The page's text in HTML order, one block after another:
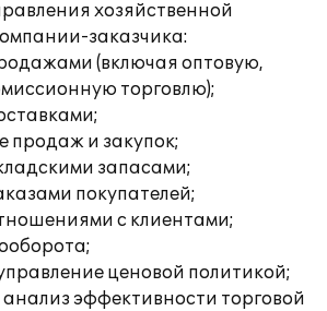
хозяйственной
заказчика:
(включая оптовую,
торговлю);
продаж и закупок;
запасами;
покупателей;
с клиентами;
ценовой политикой;
эффективности торговой